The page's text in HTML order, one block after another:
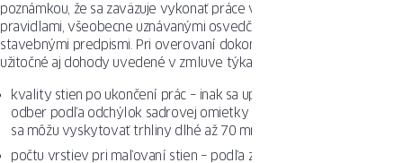
poznámkou, že sa zaväzuje vykonať práce v súlade s platnými
pravidlami, všeobecne uznávanými osvedčenými postupmi a
stavebnými predpismi. Pri overovaní dokončovacích prác budú
užitočné aj dohody uvedené v zmluve týkajúce sa:
kvality stien po ukončení prác – inak sa uplatňuje tzv. normový
odber podľa odchýlok sadrovej omietky pre III. kategóriu, v ktorej
sa môžu vyskytovať trhliny dlhé až 70 mm,
počtu vrstiev pri maľovaní stien – podľa zákona nedostatočné